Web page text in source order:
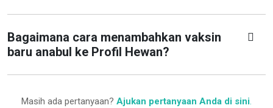
Bagaimana cara menambahkan vaksin
baru anabul ke Profil Hewan?
Masih ada pertanyaan? Ajukan pertanyaan Anda di sini.